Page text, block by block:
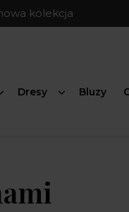
kolekcja
Dresy Bluzy